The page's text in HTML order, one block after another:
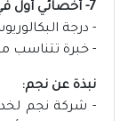
7- أخصائي أول في علم البيانات:
- درجة
- خبرة تتناسب
نبذة عن نجم:
- شركة نجم